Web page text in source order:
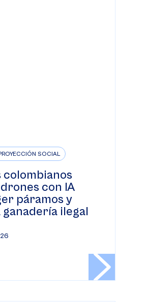
SOCIAL
colombianos
con IA
páramos y
ilegal